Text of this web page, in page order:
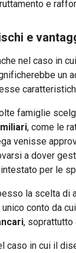
e
e
nel caso in
un
famiglie
, come le
venisse
a dover
per le
la scelta di
unico conto da
, soprattutto
caso in cui il